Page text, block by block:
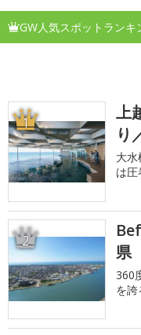
GW人気スポットランキ
1
上
り
大
は圧
2
県
360
を誇